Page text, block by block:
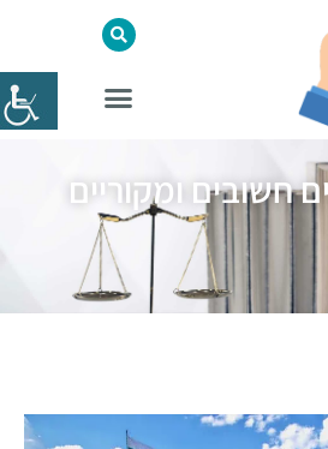
ומקוריים